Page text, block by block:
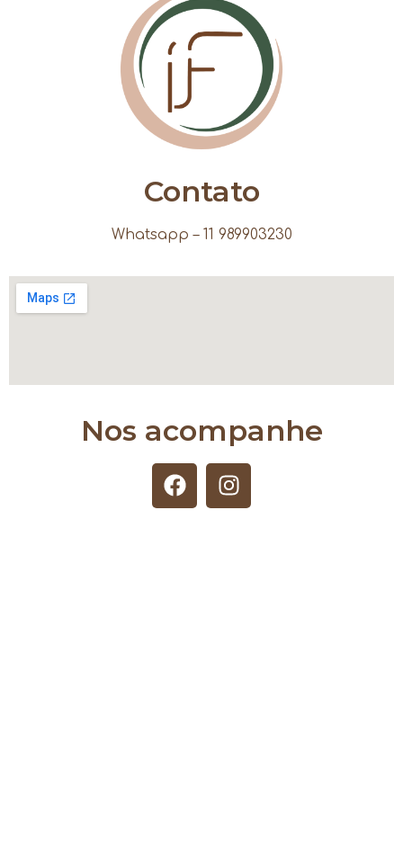
Contato
Whatsapp – 11 989903230
Nos acompanhe